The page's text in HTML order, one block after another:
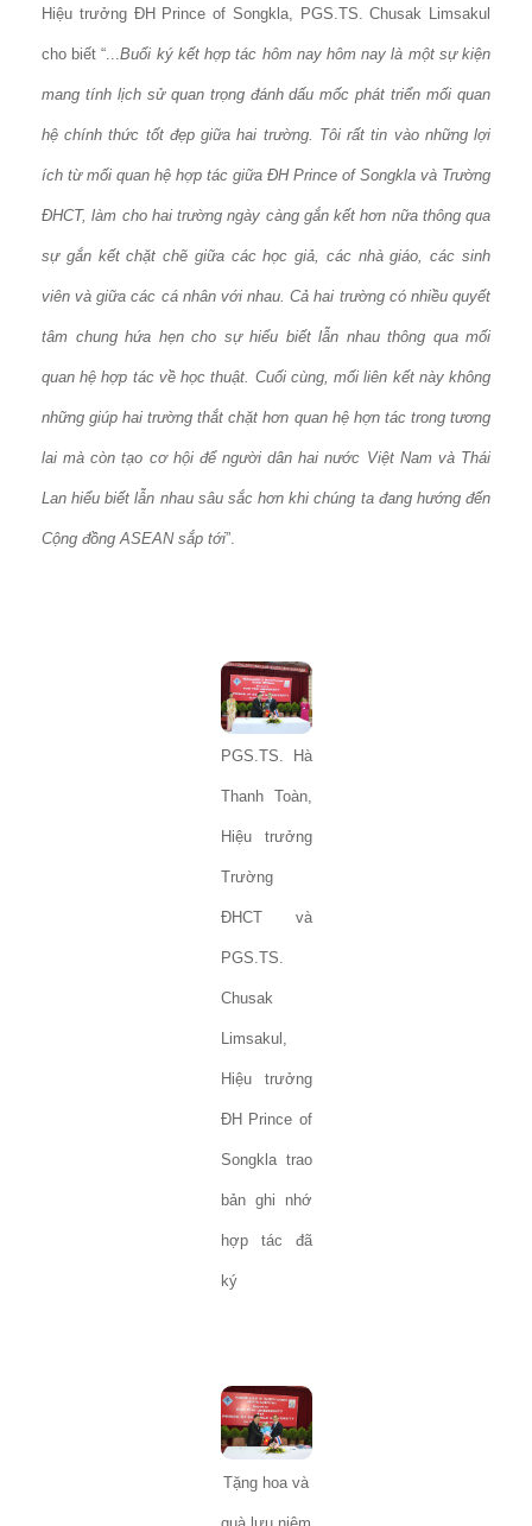
Hiệu trưởng ĐH Prince of Songkla, PGS.TS. Chusak Limsakul
cho biết “...Buổi ký kết hợp tác hôm nay hôm nay là một sự kiện
mang tính lịch sử quan trọng đánh dấu mốc phát triển mối quan
hệ chính thức tốt đẹp giữa hai trường. Tôi rất tin vào những lợi
ích từ mối quan hệ hợp tác giữa ĐH Prince of Songkla và Trường
ĐHCT, làm cho hai trường ngày càng gắn kết hơn nữa thông qua
sự gắn kết chặt chẽ giữa các học giả, các nhà giáo, các sinh
viên và giữa các cá nhân với nhau. Cả hai trường có nhiều quyết
tâm chung hứa hẹn cho sự hiểu biết lẫn nhau thông qua mối
quan hệ hợp tác về học thuật. Cuối cùng, mối liên kết này không
những giúp hai trường thắt chặt hơn quan hệ hợn tác trong tương
lai mà còn tạo cơ hội để người dân hai nước Việt Nam và Thái
Lan hiểu biết lẫn nhau sâu sắc hơn khi chúng ta đang hướng đến
Cộng đồng ASEAN sắp tới”.
PGS.TS. Hà
Thanh Toàn,
Hiệu trưởng
Trường
ĐHCT và
PGS.TS.
Chusak
Limsakul,
Hiệu trưởng
ĐH Prince of
Songkla trao
bản ghi nhớ
hợp tác đã
ký
Tặng hoa và